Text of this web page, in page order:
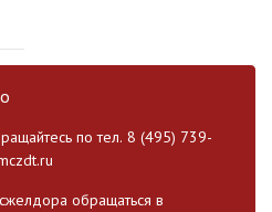
по тел. 8 (495) 739-
обращаться в